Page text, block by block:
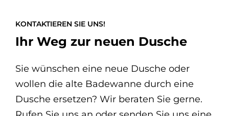
KONTAKTIEREN SIE UNS!
Ihr Weg zur neuen Dusche
Sie wünschen eine neue Dusche oder
wollen die alte Badewanne durch eine
Dusche ersetzen? Wir beraten Sie gerne.